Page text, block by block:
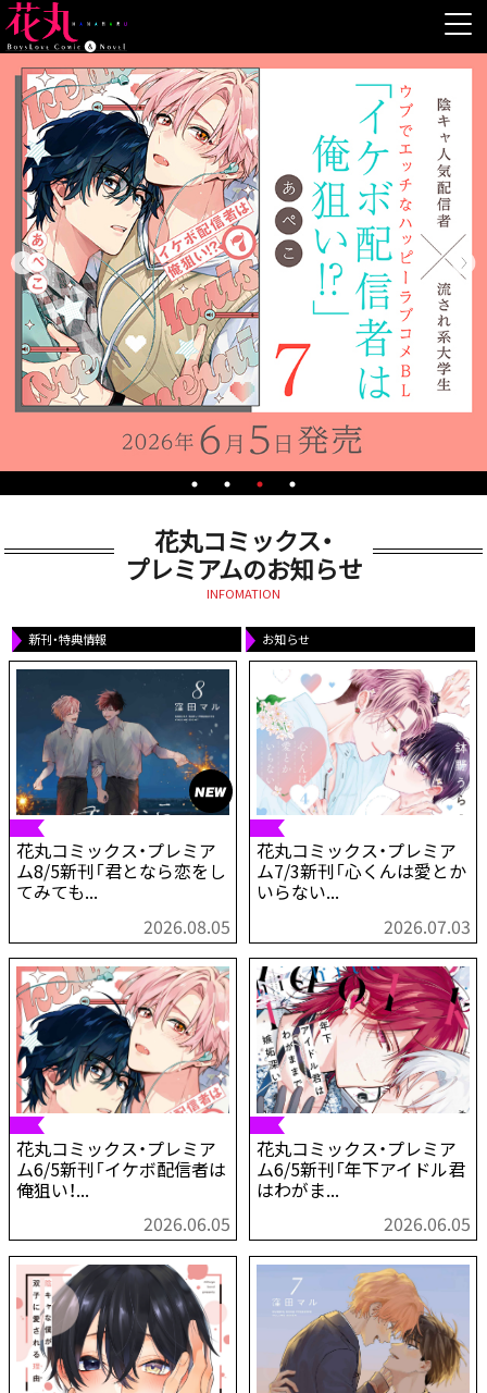
花丸コミックス・
プレミアムのお知らせ
INFOMATION
新刊・特典情報 お知らせ
花丸コミックス・プレミア
ム8/5新刊「君となら恋をし
てみても...
2026.08.05
花丸コミックス・プレミア
ム7/3新刊「心くんは愛とか
いらない...
2026.07.03
花丸コミックス・プレミア
ム6/5新刊「イケボ配信者は
俺狙い！...
2026.06.05
花丸コミックス・プレミア
ム6/5新刊「年下アイドル君
はわがま...
2026.06.05